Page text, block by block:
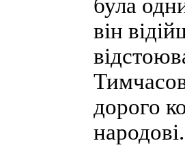
була
він
дорого
народові.